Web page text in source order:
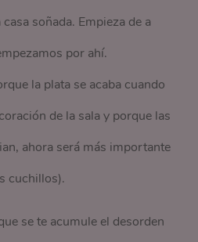
soñada. Empieza de a
por ahí.
la plata se acaba cuando
de la sala y porque las
ahora será más importante
cuchillos).
se te acumule el desorden